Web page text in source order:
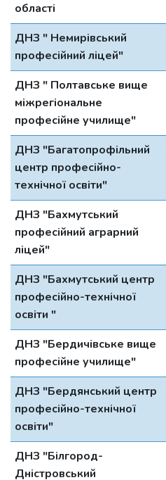
області
ДНЗ " Немирівський
професійний ліцей"
ДНЗ " Полтавське вище
міжрегіональне
професійне училище"
ДНЗ "Багатопрофільний
центр професійно-
технічної освіти"
ДНЗ "Бахмутський
професійний аграрний
ліцей"
ДНЗ "Бахмутський центр
професійно-технічної
освіти "
ДНЗ "Бердичівське вище
професійне училище"
ДНЗ "Бердянський центр
професійно-технічної
освіти"
ДНЗ "Білгород-
Дністровський